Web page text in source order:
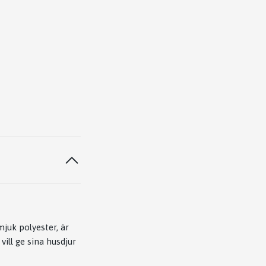
polyester, är
ge sina husdjur